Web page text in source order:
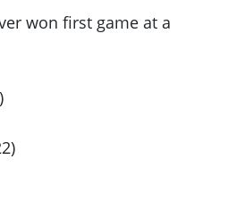
won first game at a